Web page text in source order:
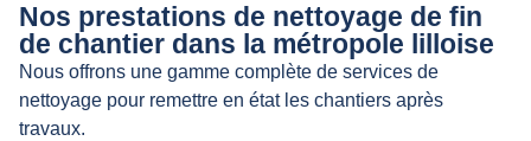
Nos prestations de nettoyage de fin
de chantier dans la métropole lilloise
Nous offrons une gamme complète de services de
nettoyage pour remettre en état les chantiers après
travaux.